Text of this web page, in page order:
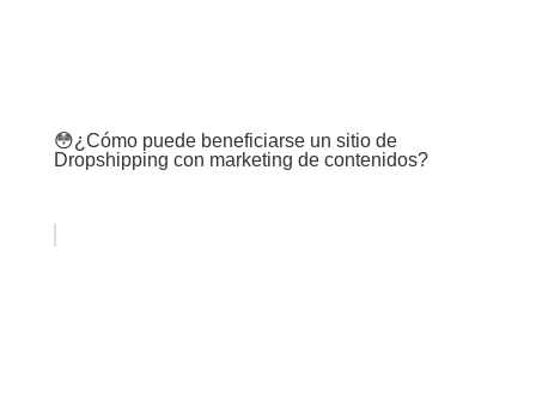
😳¿Cómo puede beneficiarse un sitio de
Dropshipping con marketing de contenidos?